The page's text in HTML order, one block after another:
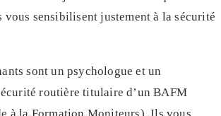
vous sensibilisent justement à la sécurité
sont un psychologue et un
routière titulaire d’un BAFM